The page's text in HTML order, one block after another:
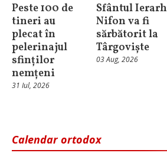
Peste 100 de
tineri au
plecat în
pelerinajul
sfinților
nemțeni
31 Iul, 2026
Sfântul Ierarh
Nifon va fi
sărbătorit la
Târgoviște
03 Aug, 2026
Calendar ortodox